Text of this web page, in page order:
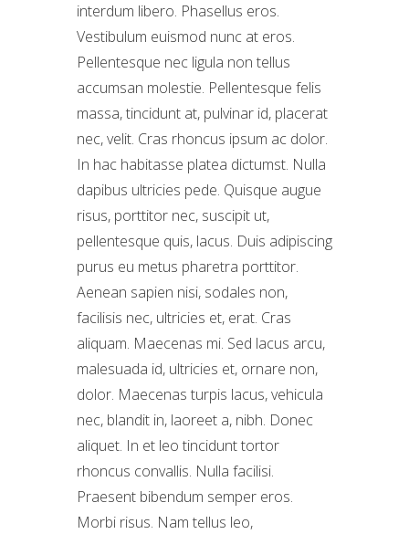
interdum libero. Phasellus eros.
Vestibulum euismod nunc at eros.
Pellentesque nec ligula non tellus
accumsan molestie. Pellentesque felis
massa, tincidunt at, pulvinar id, placerat
nec, velit. Cras rhoncus ipsum ac dolor.
In hac habitasse platea dictumst. Nulla
dapibus ultricies pede. Quisque augue
risus, porttitor nec, suscipit ut,
pellentesque quis, lacus. Duis adipiscing
purus eu metus pharetra porttitor.
Aenean sapien nisi, sodales non,
facilisis nec, ultricies et, erat. Cras
aliquam. Maecenas mi. Sed lacus arcu,
malesuada id, ultricies et, ornare non,
dolor. Maecenas turpis lacus, vehicula
nec, blandit in, laoreet a, nibh. Donec
aliquet. In et leo tincidunt tortor
rhoncus convallis. Nulla facilisi.
Praesent bibendum semper eros.
Morbi risus. Nam tellus leo,